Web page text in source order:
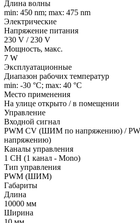
Длина волны
min: 450 nm; max: 475 nm
Электрические
Напряжение питания
230 V / 230 V
Мощность, макс.
7 W
Эксплуатационные
Диапазон рабочих температур
min: -30 °C; max: 40 °C
Место применения
На улице открыто / в помещении
Управление
Входной сигнал
PWM СV (ШИМ по напряжению) /
напряжению)
Каналы управления
1 CH (1 канал - Mono)
Тип управления
PWM (ШИМ)
Габариты
Длина
10000 мм
Ширина